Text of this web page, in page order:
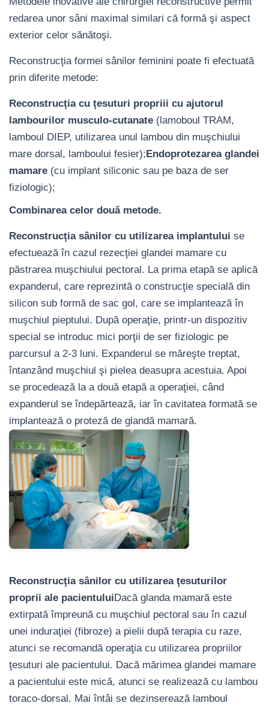
redarea unor sâni maximal similari că formă şi aspect
exterior celor sănătoşi.
Reconstrucţia formei sânilor feminini poate fi efectuată
prin diferite metode:
Reconstrucţia cu ţesuturi propriii cu ajutorul
lambourilor musculo-cutanate (lamoboul TRAM,
lamboul DIEP, utilizarea unul lambou din muşchiului
mare dorsal, lamboului fesier); Endoprotezarea glandei
mamare (cu implant siliconic sau pe baza de ser
fiziologic);
Combinarea celor două metode.
Reconstrucţia sânilor cu utilizarea implantului se
efectuează în cazul rezecţiei glandei mamare cu
păstrarea muşchiului pectoral. La prima etapă se aplică
expanderul, care reprezintă o construcţie specială din
silicon sub formă de sac gol, care se implantează în
muşchiul pieptului. După operaţie, printr-un dispozitiv
special se introduc mici porţii de ser fiziologic pe
parcursul a 2-3 luni. Expanderul se măreşte treptat,
întanzând muşchiul şi pielea deasupra acestuia. Apoi
se procedează la a două etapă a operaţiei, când
expanderul se îndepărtează, iar în cavitatea formată se
implantează o proteză de glandă mamară.
Reconstrucţia sânilor cu utilizarea ţesuturilor
proprii ale pacientului Dacă glanda mamară este
extirpată împreună cu muşchiul pectoral sau în cazul
unei induraţiei (fibroze) a pielii după terapia cu raze,
atunci se recomandă operaţia cu utilizarea propriilor
ţesuturi ale pacientului. Dacă mărimea glandei mamare
a pacientului este mică, atunci se realizează cu lambou
toraco-dorsal. Mai întâi se dezinserează lamboul